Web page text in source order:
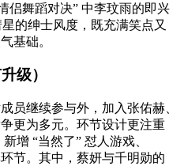
侣舞蹈对决” 中李玟雨的即兴
的绅士风度，既充满笑点又
基础。
级）
员继续参与外，加入张佑赫、
更为多元。环节设计更注重
增 “当然了” 怼人游戏、
节。其中，蔡妍与千明勋的